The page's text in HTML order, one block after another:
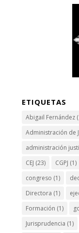
ETIQUETAS
Abigail Fernández
Administración de
administración
CEJ (23) CGPJ (1)
congreso (1)
Directora (1)
Formación (1)
Jurisprudencia (1)